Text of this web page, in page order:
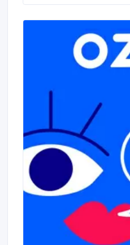
кустарников и других